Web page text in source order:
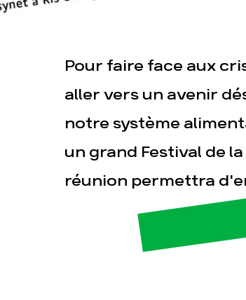
Espace presse
Pour faire face aux
aller vers un avenir
notre système
un grand Festival de
réunion permettra